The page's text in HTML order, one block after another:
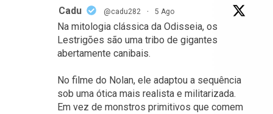
Cadu @cadu282 · 5 Ago
Na mitologia clássica da Odisseia, os
Lestrigões são uma tribo de gigantes
abertamente canibais.
No filme do Nolan, ele adaptou a sequência
sob uma ótica mais realista e militarizada.
Em vez de monstros primitivos que comem